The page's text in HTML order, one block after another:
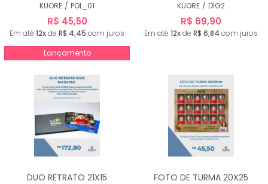
KUORE / POL_01
R$ 45,50
Em até 12xde R$ 4,45 com juros
Lançamento
KUORE / DIG2
R$ 69,90
Em até 12xde R$ 6,84 com juros
DUO RETRATO 21X15 FOTO DE TURMA 20X25